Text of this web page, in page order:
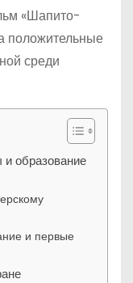
«Шапито-
положительные
среди
образование
и первые